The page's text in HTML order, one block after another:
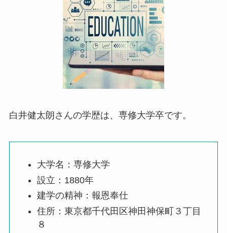
白井健太朗さんの学歴は、専修大学卒です。
大学名：専修大学
設立：1880年
建学の精神：報恩奉仕
住所：東京都千代田区神田神保町３丁目
８